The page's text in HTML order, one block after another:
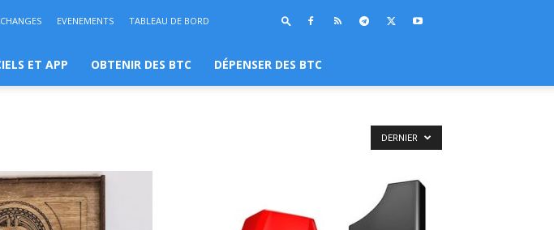
EVENEMENTS TABLEAU DE BORD
ET APP OBTENIR DES BTC DÉPENSER DES BTC
DERNIER